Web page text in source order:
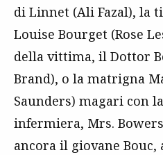
di Linnet (Ali Fazal), la
Louise Bourget (Rose
della vittima, il Dottor
Brand), o la matrigna
Saunders) magari con
infermiera, Mrs.
ancora il giovane